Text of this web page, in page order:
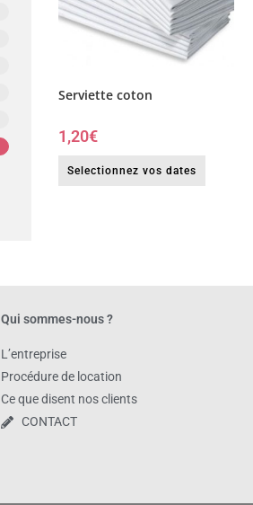
Serviette coton
1,20€
Selectionnez vos dates
Qui sommes-nous ?
L’entreprise
Procédure de location
Ce que disent nos clients
CONTACT